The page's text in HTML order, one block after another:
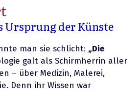
Ursprung der Künste
man sie schlicht: „Die
galt als Schirmherrin aller
– über Medizin, Malerei,
Denn ihr Wissen war